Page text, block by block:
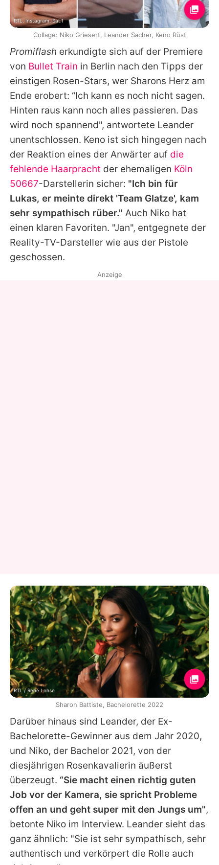
Promiflash erkundigte sich auf der Premiere
von Bullet Train in Berlin nach den Tipps der
einstigen Rosen-Stars, wer Sharons Herz am
Ende erobert: “Ich kann es noch nicht sagen.
Hinten raus kann noch alles passieren. Das
wird noch spannend", antwortete Leander
unentschlossen. Keno ist sich hingegen nach
der Reaktion eines der Anwärter auf die
fehlende Haarpracht der ehemaligen Köln
50667-Darstellerin sicher: "Ich bin für
Lukas, er meinte direkt 'Team Glatze', kam
sehr sympathisch rüber." Auch Niko hat
einen klaren Favoriten. "Jan", entgegnete der
Reality-TV-Darsteller wie aus der Pistole
geschossen.
Darüber hinaus sind Leander, der Ex-
Bachelorette-Gewinner aus dem Jahr 2020,
und Niko, der Bachelor 2021, von der
diesjährigen Rosenkavalierin äußerst
überzeugt. “Sie macht einen richtig guten
Job vor der Kamera, sie spricht Probleme
offen an und geht super mit den Jungs um",
betonte Niko im Interview. Leander sieht das
ganz ähnlich: "Sie ist sehr sympathisch, sehr
authentisch und verkörpert die Rolle auch
RTL, Instagram, Sat.1
Collage: Niko Griesert, Leander Sacher, Keno Rüst
Anzeige
RTL / René Lohse
Sharon Battiste, Bachelorette 2022